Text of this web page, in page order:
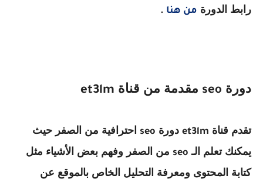
رابط الدورة من هنا .
دورة seo مقدمة من قناة et3lm
تقدم قناة et3lm دورة seo
احترافية من الصفر حيث
يمكنك تعلم الـ seo من الصفر وفهم بعض الأشياء مثل
كتابة المحتوى ومعرفة التحليل الخاص بالموقع عن